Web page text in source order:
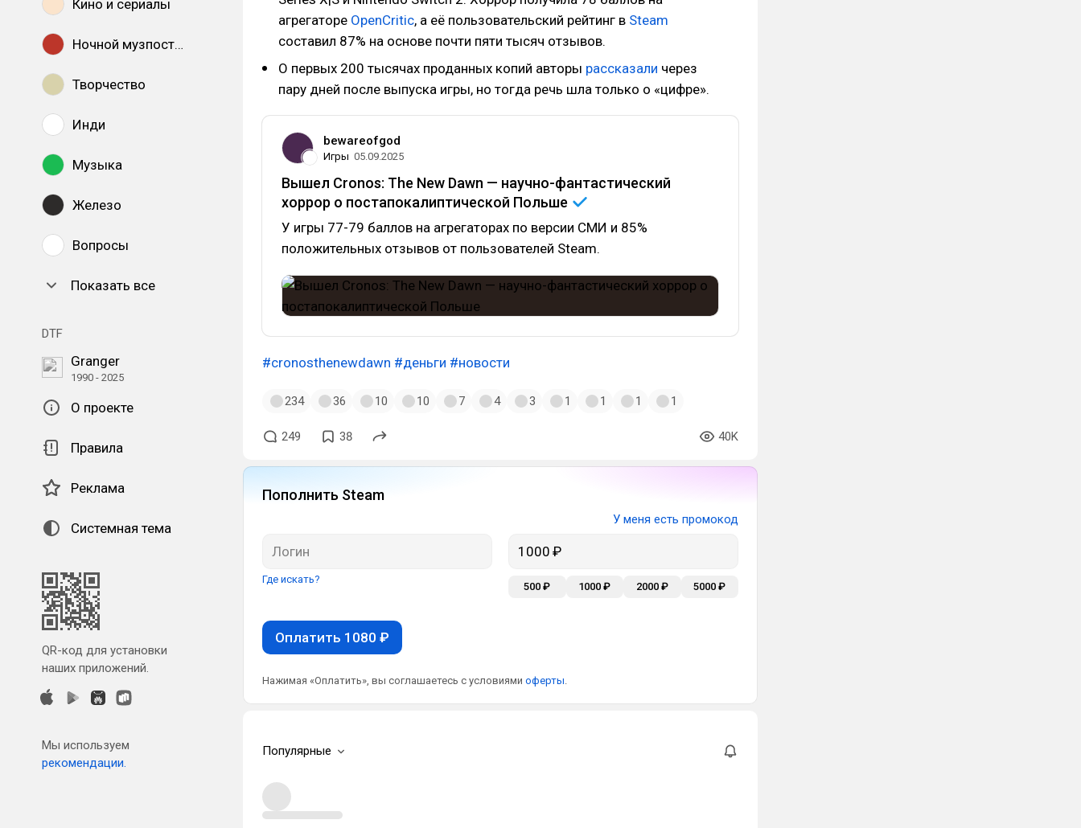
Кино и сериалы
Ночной музпостинг
Творчество
Инди
Музыка
Железо
Вопросы
Показать все
DTF
Granger
1990 - 2025
О проекте
Правила
Реклама
Системная тема
QR-код для установки
наших приложений.
Мы используем
рекомендации.
агрегаторе OpenCritic, а её пользовательский рейтинг в Steam
составил 87% на основе почти пяти тысяч отзывов.
О первых 200 тысячах проданных копий авторы рассказали через
пару дней после выпуска игры, но тогда речь шла только о «цифре».
bewareofgod
Игры 05.09.2025
Вышел Cronos: The New Dawn — научно-фантастический
хоррор о постапокалиптической Польше
У игры 77-79 баллов на агрегаторах по версии СМИ и 85%
положительных отзывов от пользователей Steam.
#cronosthenewdawn #деньги #новости
234 36 10 10 7 4 3 1 1 1 1
249 38 40K
Пополнить Steam
У меня есть промокод
Где искать?
500 ₽ 1000 ₽ 2000 ₽ 5000 ₽
Оплатить 1080 ₽
Нажимая «Оплатить», вы соглашаетесь с условиями оферты.
Популярные